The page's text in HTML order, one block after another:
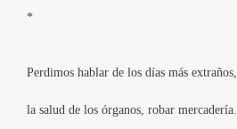
*
Perdimos hablar de los días más extraños,
la salud de los órganos, robar mercadería.